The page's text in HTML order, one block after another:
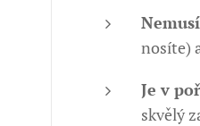
nosíte)
Je v
skvělý